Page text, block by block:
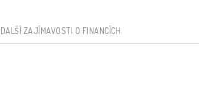
DALŠÍ ZAJÍMAVOSTI O FINANCÍCH